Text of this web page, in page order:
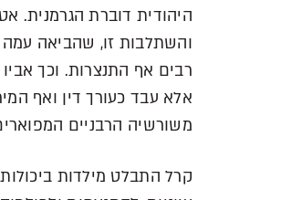
היהודית דוברת הגרמנית.
והשתלבות זו, שהביאה עמה
רבים אף התנצרות. וכך
אלא עבד כעורך דין ואף
משורשיה הרבניים
קרל התבלט מילדות